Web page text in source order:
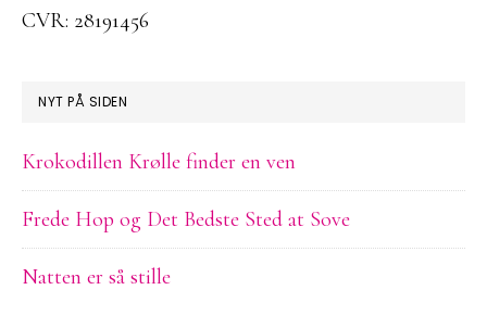
CVR: 28191456
NYT PÅ SIDEN
Krokodillen Krølle finder en ven
Frede Hop og Det Bedste Sted at Sove
Natten er så stille